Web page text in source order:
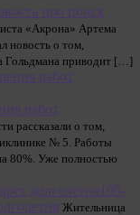
про поиск
«Акрона» Артема
новость о том,
Гольдмана приводит […]
работ
рассказали о том,
№ 5. Работы
80%. Уже полностью
105-
Жительница